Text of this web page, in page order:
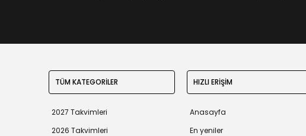
TÜM KATEGORİLER
2027 Takvimleri
2026 Takvimleri
HIZLI ERİŞİM
Anasayfa
En yeniler